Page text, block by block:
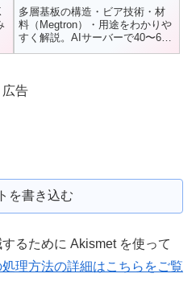
多層基板の構造・ビア技術・材
料（Megtron）・用途をわかりや
すく解説。AIサーバーで40〜60
層基板の需要が急増する理由も
広告
を書き込む
るために Akismet を使って
理方法の詳細はこちらをご覧